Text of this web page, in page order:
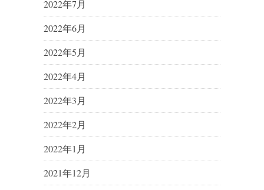
2022年7月
2022年6月
2022年5月
2022年4月
2022年3月
2022年2月
2022年1月
2021年12月